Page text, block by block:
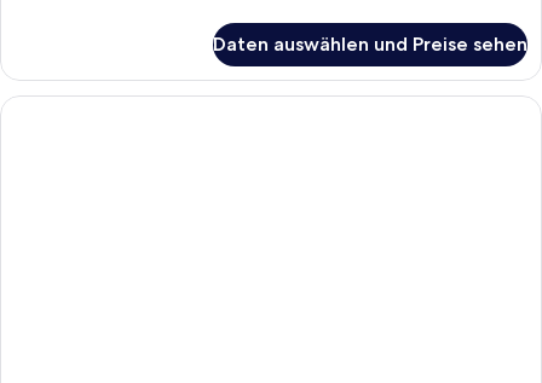
2 Einzelbetten
Daten auswählen und Preise sehen